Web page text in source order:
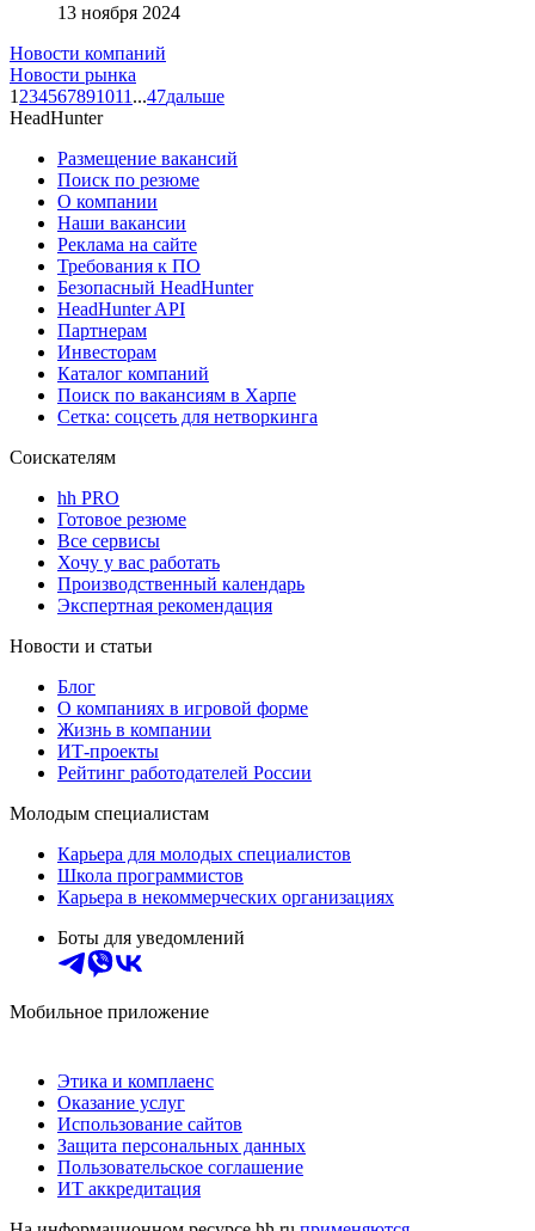
13 ноября 2024
Новости компаний
Новости рынка
1 234567891011 ...47дальше
HeadHunter
Размещение вакансий
Поиск по резюме
О компании
Наши вакансии
Реклама на сайте
Требования к ПО
Безопасный HeadHunter
HeadHunter API
Партнерам
Инвесторам
Каталог компаний
Поиск по вакансиям в Харпе
Сетка: соцсеть для нетворкинга
Соискателям
hh PRO
Готовое резюме
Все сервисы
Хочу у вас работать
Производственный календарь
Экспертная рекомендация
Новости и статьи
Блог
О компаниях в игровой форме
Жизнь в компании
ИТ-проекты
Рейтинг работодателей России
Молодым специалистам
Карьера для молодых специалистов
Школа программистов
Карьера в некоммерческих организациях
Боты для уведомлений
Мобильное приложение
Этика и комплаенс
Оказание услуг
Использование сайтов
Защита персональных данных
Пользовательское соглашение
ИТ аккредитация